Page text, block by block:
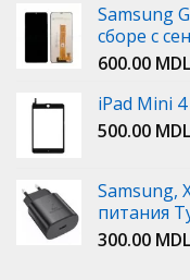
Samsung
сборе с
600.00 MDL
iPad Mini
500.00 MDL
Samsung,
питания
300.00 MDL